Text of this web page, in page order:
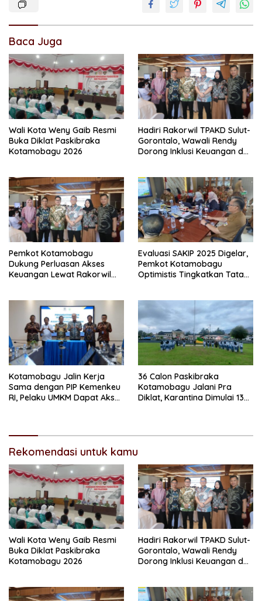
Baca Juga
Wali Kota Weny Gaib Resmi
Buka Diklat Paskibraka
Kotamobagu 2026
Hadiri Rakorwil TPAKD Sulut-
Gorontalo, Wawali Rendy
Dorong Inklusi Keuangan dan
Pemkot Kotamobagu
Dukung Perluasan Akses
Keuangan Lewat Rakorwil
Evaluasi SAKIP 2025 Digelar,
Pemkot Kotamobagu
Optimistis Tingkatkan Tata
Kotamobagu Jalin Kerja
Sama dengan PIP Kemenkeu
RI, Pelaku UMKM Dapat Akses
36 Calon Paskibraka
Kotamobagu Jalani Pra
Diklat, Karantina Dimulai 13
Rekomendasi untuk kamu
Wali Kota Weny Gaib Resmi
Buka Diklat Paskibraka
Kotamobagu 2026
Hadiri Rakorwil TPAKD Sulut-
Gorontalo, Wawali Rendy
Dorong Inklusi Keuangan dan